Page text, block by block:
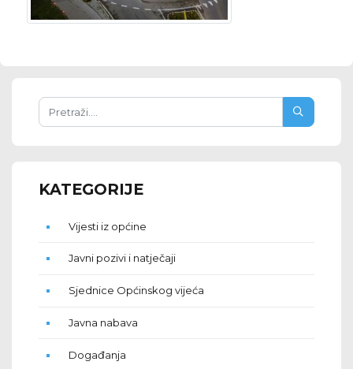
KATEGORIJE
Vijesti iz općine
Javni pozivi i natječaji
Sjednice Općinskog vijeća
Javna nabava
Događanja